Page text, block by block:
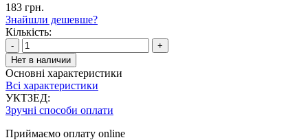
183 грн.
Знайшли дешевше?
Кількість:
-
+
Нет в наличии
Основні характеристики
Всі характеристики
УКТЗЕД:
Зручні способи оплати
Приймаємо оплату online